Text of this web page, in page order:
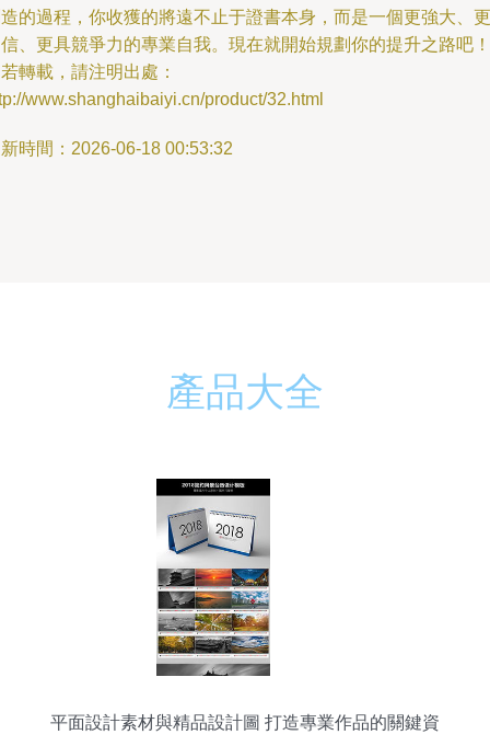
的過程，你收獲的將遠不止于證書本身，而是一個更強大、更
、更具競爭力的專業自我。現在就開始規劃你的提升之路吧！
轉載，請注明出處：
www.shanghaibaiyi.cn/product/32.html
時間：2026-06-18 00:53:32
產品大全
平面設計素材與精品設計圖 打造專業作品的關鍵資